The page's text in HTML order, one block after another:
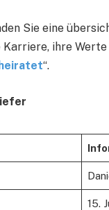
Sie eine
ihre
“.
15.